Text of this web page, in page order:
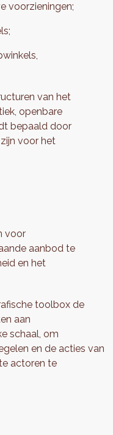
voorzieningen;
van het
openbare
bepaald door
voor het
voor
aanbod te
en het
toolbox de
aan
schaal, om
en de acties van
actoren te